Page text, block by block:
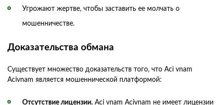
Угрожают жертве, чтобы заставить ее молчать о
мошенничестве.
Доказательства обмана
Существует множество доказательств того, что Aci vnam
Acivnam является мошеннической платформой:
Отсутствие лицензии. Aci vnam Acivnam не имеет лицензии